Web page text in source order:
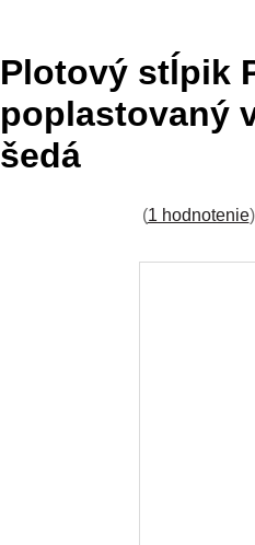
Plotový stĺpik
poplastovaný
šedá
(1 hodnotenie)